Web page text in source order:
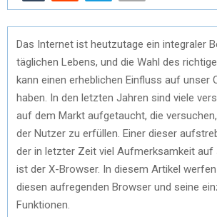
Das Internet ist heutzutage ein integraler
täglichen Lebens, und die Wahl des
kann einen erheblichen Einfluss auf unser
haben. In den letzten Jahren sind viele
auf dem Markt aufgetaucht, die
der Nutzer zu erfüllen. Einer dieser
der in letzter Zeit viel Aufmerksamkeit auf
ist der X-Browser. In diesem Artikel
diesen aufregenden Browser und seine
Funktionen.